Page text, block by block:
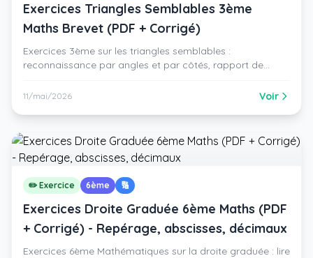
Exercices Triangles Semblables 3ème
Maths Brevet (PDF + Corrigé)
Exercices 3ème sur les triangles semblables :
reconnaissance par angles et par côtés, rapport de
brevet, problème concret (hauteur d'arbre). 6 exercices
11/mai/2026 Voir
✏️ Exercice 6ème 🔢
Exercices Droite Graduée 6ème Maths (PDF
+ Corrigé) - Repérage, abscisses, décimaux
Exercices 6ème Mathématiques sur la droite graduée : lire